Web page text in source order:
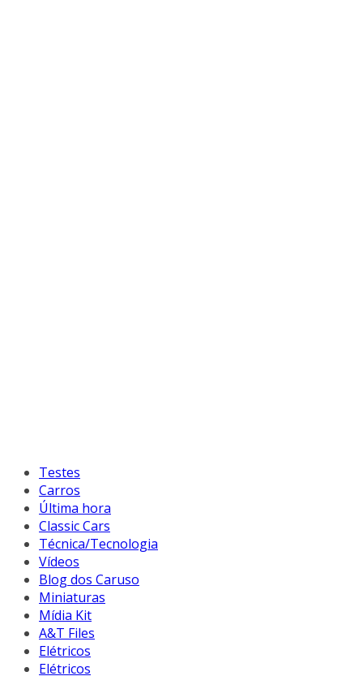
Testes
Carros
Última hora
Classic Cars
Técnica/Tecnologia
Vídeos
Blog dos Caruso
Miniaturas
Mídia Kit
A&T Files
Elétricos
Elétricos